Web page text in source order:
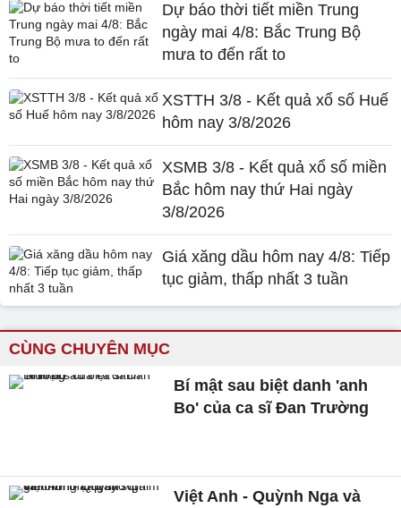
Dự báo thời tiết miền Trung
ngày mai 4/8: Bắc Trung Bộ
mưa to đến rất to
XSTTH 3/8 - Kết quả xổ số Huế
hôm nay 3/8/2026
XSMB 3/8 - Kết quả xổ số miền
Bắc hôm nay thứ Hai ngày
3/8/2026
Giá xăng dầu hôm nay 4/8: Tiếp
tục giảm, thấp nhất 3 tuần
CÙNG CHUYÊN MỤC
Bí mật sau biệt danh 'anh
Bo' của ca sĩ Đan Trường
Việt Anh - Quỳnh Nga và